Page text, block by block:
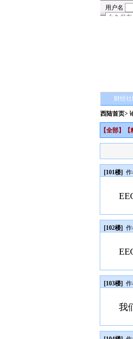
财经社
西陆首页>
【全部】【
[101楼] 作
[102楼] 作
[103楼] 作
我